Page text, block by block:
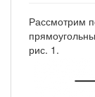
Рассмотрим
рис. 1.